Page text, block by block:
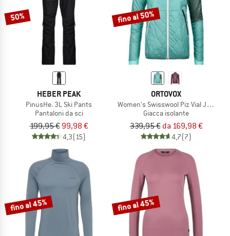
50%
HEBER PEAK
PinusHe. 3L Ski Pants
Pantaloni da sci
199,95 € 99,98 €
4,3(15)
fino al 50%
ORTOVOX
Women's Swisswool Piz Vial Jacket
Giacca isolante
339,95 € da 169,98 €
4,7(7)
fino al 45% fino al 45%